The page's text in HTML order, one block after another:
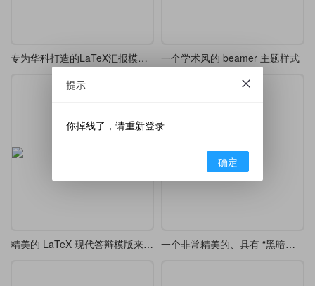
专为华科打造的LaTeX汇报模板，开题/答辩通用 一个学术风的 beamer 主题样式
精美的 LaTeX 现代答辩模版来了-cookie-beamer 一个非常精美的、具有 “黑暗幻想” 风格 tcolorbox 定义
提示
你掉线了，请重新登录
确定